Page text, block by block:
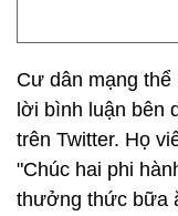
Cư dân mạng
lời bình luận bên
trên Twitter. Họ
"Chúc hai phi
thưởng thức bữa